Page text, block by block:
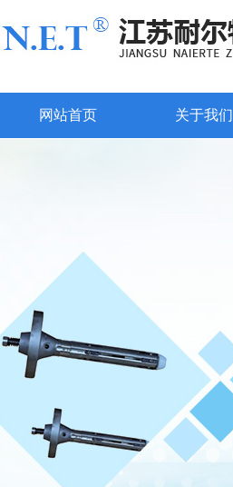
网站首页 关于我们